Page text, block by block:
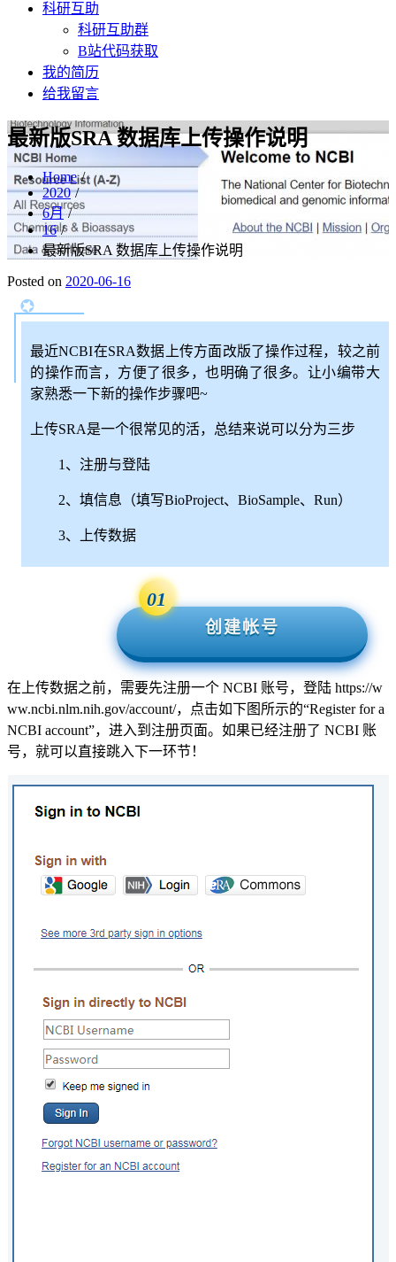
科研互助
科研互助群
B站代码获取
我的简历
给我留言
最新版SRA 数据库上传操作说明
Home
2020
6月
16
最新版SRA 数据库上传操作说明
Posted on 2020-06-16
最近NCBI在SRA数据上传方面改版了操作过程，较之前
的操作而言，方便了很多，也明确了很多。 让小编带大
家熟悉一下新的操作步骤吧~
上传SRA是一个很常见的活，总结来说可以分为三步
1、注册与登陆
2、填信息（填写BioProject、BioSample、Run）
3、上传数据
01
创建帐号
在上传数据之前，需要先注册一个 NCBI 账号，登陆 https://w
ww.ncbi.nlm.nih.gov/account/，点击如下图所示的“Register for a
NCBI account”，进入到注册页面。如果已经注册了 NCBI 账
号，就可以直接跳入下一环节！